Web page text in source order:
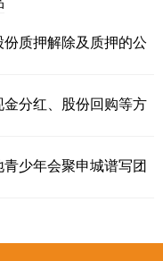
质押解除及质押的公
分红、股份回购等方
少年会聚申城谱写团